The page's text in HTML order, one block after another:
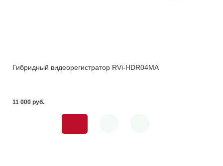
Гибридный видеорегистратор RVi-HDR04MA
11 000 pуб.